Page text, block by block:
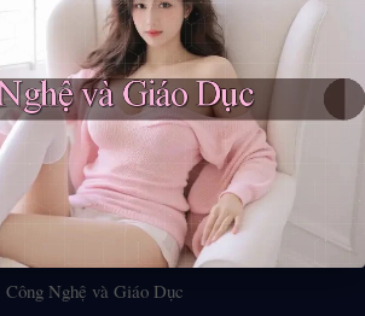
Công Nghệ và Giáo Dục